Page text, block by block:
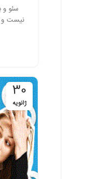
سئو و
نیست و
30
ژانویه